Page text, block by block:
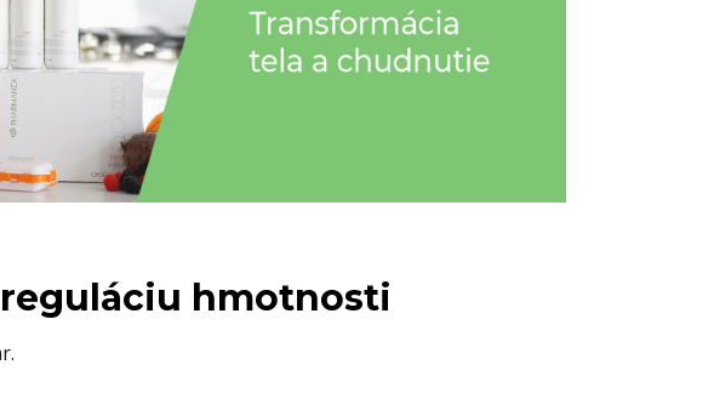
hmotnosti